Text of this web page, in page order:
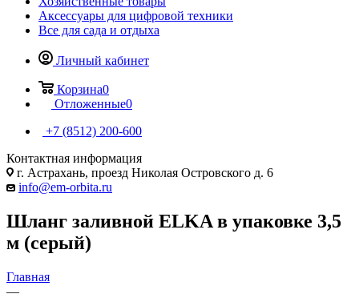
Аксессуары для цифровой техники
Все для сада и отдыха
Личный кабинет
Корзина0
Отложенные0
+7 (8512) 200-600
Контактная информация
г. Астрахань, проезд Николая Островского д. 6
info@em-orbita.ru
Шланг заливной ELKA в упаковке 3,5
м (серый)
Главная
—